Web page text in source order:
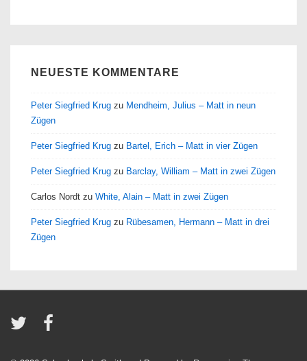
NEUESTE KOMMENTARE
Peter Siegfried Krug zu Mendheim, Julius – Matt in neun
Zügen
Peter Siegfried Krug zu Bartel, Erich – Matt in vier Zügen
Peter Siegfried Krug zu Barclay, William – Matt in zwei Zügen
Carlos Nordt zu White, Alain – Matt in zwei Zügen
Peter Siegfried Krug zu Rübesamen, Hermann – Matt in drei
Zügen